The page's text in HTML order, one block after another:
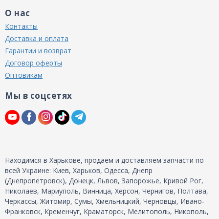
О нас
Контакты
Доставка и оплата
Гарантии и возврат
Договор оферты
Оптовикам
Мы в соцсетях
Находимся в Харькове, продаем и доставляем запчасти по
всей Украине: Киев, Харьков, Одесса, Днепр
(Днепропетровск), Донецк, Львов, Запорожье, Кривой Рог,
Николаев, Мариуполь, Винница, Херсон, Чернигов, Полтава,
Черкассы, Житомир, Сумы, Хмельницкий, Черновцы, Ивано-
Франковск, Кременчуг, Краматорск, Мелитополь, Никополь,